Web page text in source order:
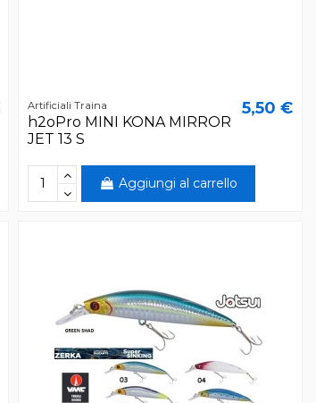
Artificiali Traina
h2oPro MINI KONA MIRROR
JET 13 S
5,50 €
Aggiungi al carrello